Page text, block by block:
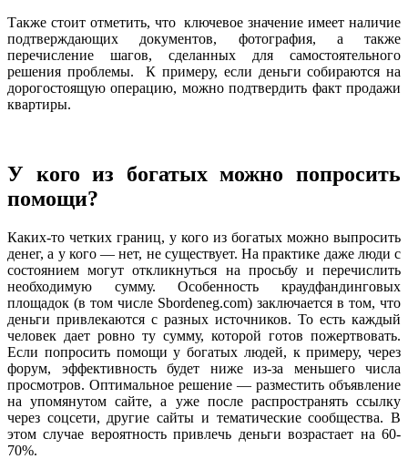
Также стоит отметить, что ключевое значение имеет наличие
подтверждающих документов, фотография, а также
перечисление шагов, сделанных для самостоятельного
решения проблемы. К примеру, если деньги собираются на
дорогостоящую операцию, можно подтвердить факт продажи
квартиры.
У кого из богатых можно попросить
помощи?
Каких-то четких границ, у кого из богатых можно выпросить
денег, а у кого — нет, не существует. На практике даже люди с
состоянием могут откликнуться на просьбу и перечислить
необходимую сумму. Особенность краудфандинговых
площадок (в том числе Sbordeneg.com) заключается в том, что
деньги привлекаются с разных источников. То есть каждый
человек дает ровно ту сумму, которой готов пожертвовать.
Если попросить помощи у богатых людей, к примеру, через
форум, эффективность будет ниже из-за меньшего числа
просмотров. Оптимальное решение — разместить объявление
на упомянутом сайте, а уже после распространять ссылку
через соцсети, другие сайты и тематические сообщества. В
этом случае вероятность привлечь деньги возрастает на 60-
70%.